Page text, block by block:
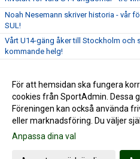
Noah Nesemann skriver historia - vår
SUL!
Vårt U14-gäng åker till Stockholm och
kommande helg!
USM F14 steg 1 i Alfta Sporthall - tack
Dags för USM Steg 1 hemma i Alfta
Gå till
För att hemsidan ska fungera
cookies från SportAdmin. Dessa
Föreningen kan också använda
eller marknadsföring. Du väljer
Anpassa dina val